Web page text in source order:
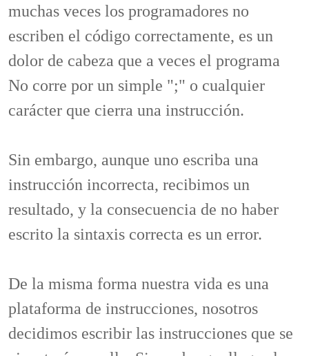
muchas veces los programadores no
escriben el código correctamente, es un
dolor de cabeza que a veces el programa
No corre por un simple ";" o cualquier
carácter que cierra una instrucción.
Sin embargo, aunque uno escriba una
instrucción incorrecta, recibimos un
resultado, y la consecuencia de no haber
escrito la sintaxis correcta es un error.
De la misma forma nuestra vida es una
plataforma de instrucciones, nosotros
decidimos escribir las instrucciones que se